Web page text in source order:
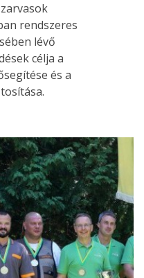
rendszeres
lévő
célja a
és a